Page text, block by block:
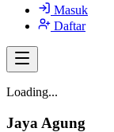
Masuk
Daftar
Loading...
Jaya Agung